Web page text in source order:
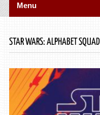
Menu
STAR WARS: ALPHABET